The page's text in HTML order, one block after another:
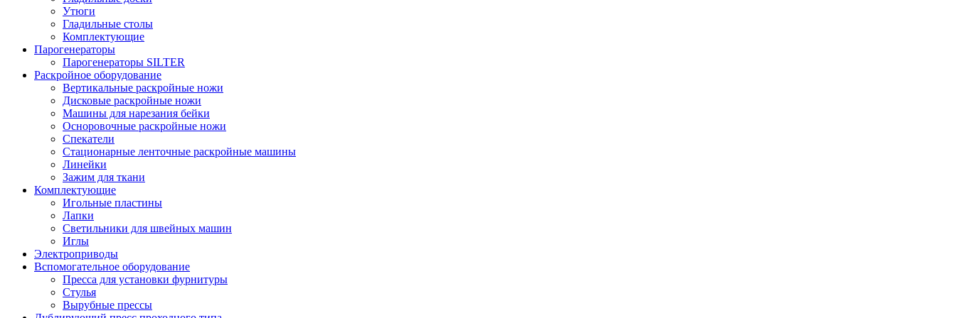
Утюги
Гладильные столы
Комплектующие
Парогенераторы
Парогенераторы SILTER
Раскройное оборудование
Вертикальные раскройные ножи
Дисковые раскройные ножи
Машины для нарезания бейки
Осноровочные раскройные ножи
Спекатели
Стационарные ленточные раскройные машины
Линейки
Зажим для ткани
Комплектующие
Игольные пластины
Лапки
Светильники для швейных машин
Иглы
Электроприводы
Вспомогательное оборудование
Пресса для установки фурнитуры
Стулья
Вырубные прессы